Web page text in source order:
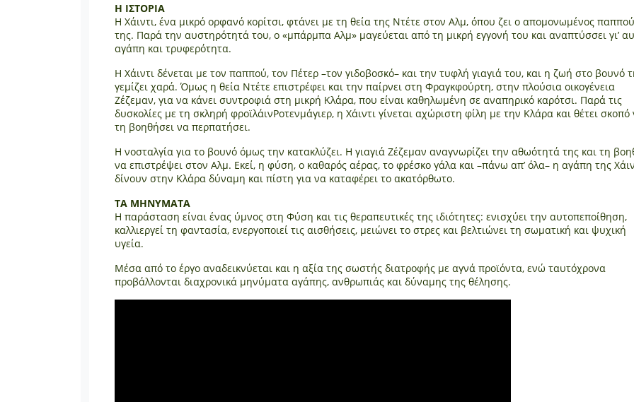
Η ΙΣΤΟΡΙΑ
Η Χάιντι, ένα μικρό ορφανό κορίτσι, φτάνει με τη θεία της Ντέτε στον Αλμ, όπου ζει ο απομονωμένος
της. Παρά την αυστηρότητά του, ο «μπάρμπα Αλμ» μαγεύεται από τη μικρή εγγονή του και αναπτύσσει γι’
αγάπη και τρυφερότητα.
Η Χάιντι δένεται με τον παππού, τον Πέτερ –τον γιδοβοσκό– και την τυφλή γιαγιά του, και η ζωή στο βουνό
γεμίζει χαρά. Όμως η θεία Ντέτε επιστρέφει και την παίρνει στη Φραγκφούρτη, στην πλούσια οικογένεια
Ζέζεμαν, για να κάνει συντροφιά στη μικρή Κλάρα, που είναι καθηλωμένη σε αναπηρικό καρότσι. Παρά τις
δυσκολίες με τη σκληρή φροϊλάινΡοτενμάγιερ, η Χάιντι γίνεται αχώριστη φίλη με την Κλάρα και θέτει σκοπό
τη βοηθήσει να περπατήσει.
Η νοσταλγία για το βουνό όμως την κατακλύζει. Η γιαγιά Ζέζεμαν αναγνωρίζει την αθωότητά της και τη
να επιστρέψει στον Αλμ. Εκεί, η φύση, ο καθαρός αέρας, το φρέσκο γάλα και –πάνω απ’ όλα– η αγάπη της
δίνουν στην Κλάρα δύναμη και πίστη για να καταφέρει το ακατόρθωτο.
ΤΑ ΜΗΝΥΜΑΤΑ
Η παράσταση είναι ένας ύμνος στη Φύση και τις θεραπευτικές της ιδιότητες: ενισχύει την αυτοπεποίθηση,
καλλιεργεί τη φαντασία, ενεργοποιεί τις αισθήσεις, μειώνει το στρες και βελτιώνει τη σωματική και ψυχική
υγεία.
Μέσα από το έργο αναδεικνύεται και η αξία της σωστής διατροφής με αγνά προϊόντα, ενώ ταυτόχρονα
προβάλλονται διαχρονικά μηνύματα αγάπης, ανθρωπιάς και δύναμης της θέλησης.